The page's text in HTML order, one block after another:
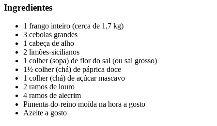
Ingredientes
1 frango inteiro (cerca de 1,7 kg)
3 cebolas grandes
1 cabeça de alho
2 limões-sicilianos
1 colher (sopa) de flor do sal (ou sal grosso)
1½ colher (chá) de páprica doce
1 colher (chá) de açúcar mascavo
2 ramos de louro
4 ramos de alecrim
Pimenta-do-reino moída na hora a gosto
Azeite a gosto